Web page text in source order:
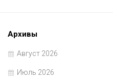
Архивы
Август 2026
Июль 2026